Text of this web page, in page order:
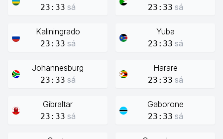
23:33 sá 23:33 sá
Kaliningrado
23:33 sá
Yuba
23:33 sá
Johannesburg
23:33 sá
Harare
23:33 sá
Gibraltar
23:33 sá
Gaborone
23:33 sá